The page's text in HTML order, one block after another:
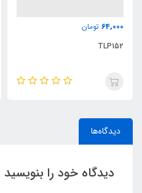
64,000 تومان
TLP152
دیدگاه‌ها
دیدگاه خود را بنویسید